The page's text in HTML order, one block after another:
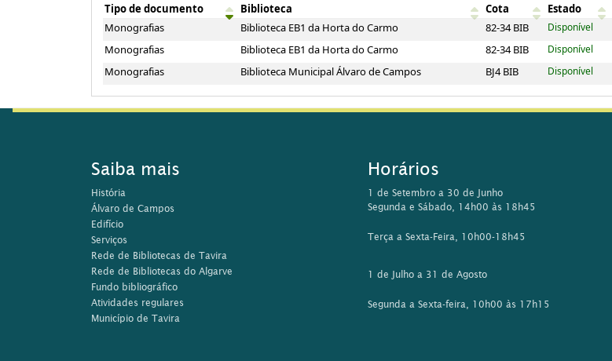
Exemplares
Tipo de documento Biblioteca Cota Estado
Monografias
Biblioteca EB1 da Horta do Carmo 82-34 BIB Disponível
Monografias
Biblioteca EB1 da Horta do Carmo 82-34 BIB Disponível
Monografias
Biblioteca Municipal Álvaro de Campos BJ4 BIB Disponível
Saiba mais
História
Álvaro de Campos
Edifício
Serviços
Rede de Bibliotecas de Tavira
Rede de Bibliotecas do Algarve
Fundo bibliográfico
Atividades regulares
Município de Tavira
Horários
1 de Setembro a 30 de Junho
Segunda e Sábado, 14h00 às 18h45
Terça a Sexta-Feira, 10h00-18h45
1 de Julho a 31 de Agosto
Segunda a Sexta-feira, 10h00 às 17h15